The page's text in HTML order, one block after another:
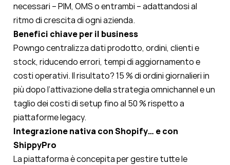
necessari – PIM, OMS o entrambi – adattandosi al
ritmo di crescita di ogni azienda.
Benefici chiave per il business
Powngo centralizza dati prodotto, ordini, clienti e
stock, riducendo errori, tempi di aggiornamento e
costi operativi. Il risultato? 15 % di ordini giornalieri in
più dopo l’attivazione della strategia omnichannel e un
taglio dei costi di setup fino al 50 % rispetto a
piattaforme legacy.
Integrazione nativa con Shopify… e con
ShippyPro
La piattaforma è concepita per gestire tutte le